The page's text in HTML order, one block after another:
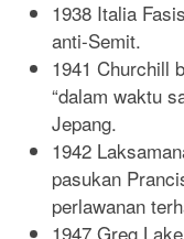
1938 Italia
anti-Semit.
1941 Churchill
“dalam waktu
Jepang.
1942
pasukan
perlawanan
1947 Greg